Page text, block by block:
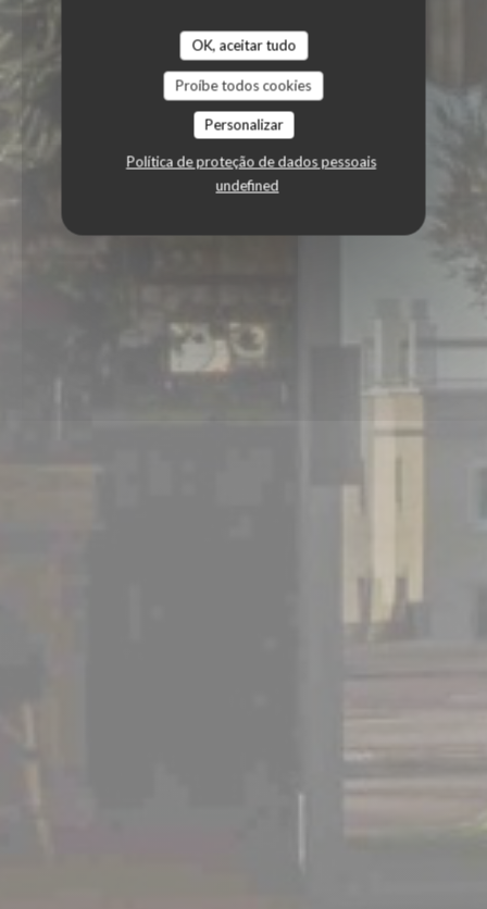
OK, aceitar tudo
Proíbe todos cookies
Personalizar
Política de proteção de dados pessoais
undefined